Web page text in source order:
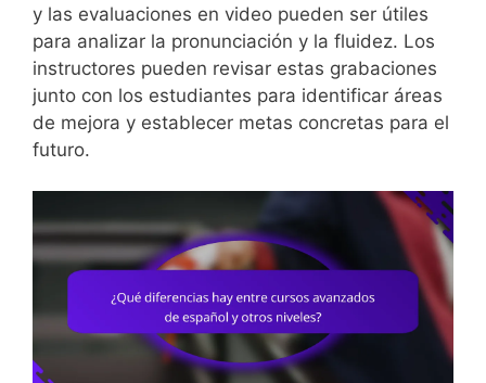
y las evaluaciones en video pueden ser útiles
para analizar la pronunciación y la fluidez. Los
instructores pueden revisar estas grabaciones
junto con los estudiantes para identificar áreas
de mejora y establecer metas concretas para el
futuro.